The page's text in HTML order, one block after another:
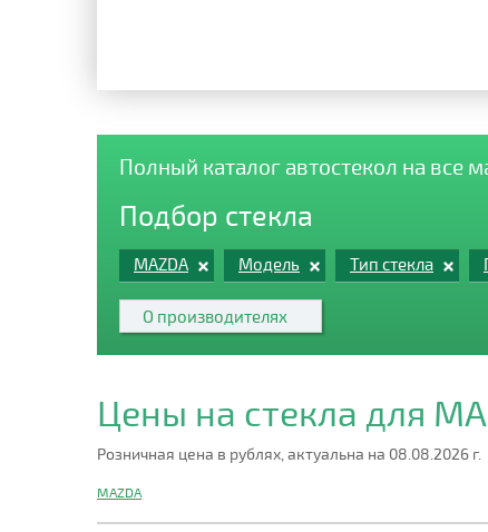
Полный каталог автостекол на все
Подбор стекла
MAZDA Модель Тип стекла
О производителях
Цены на стекла для
Розничная цена в рублях, актуальна на 08.08.2026 г.
MAZDA